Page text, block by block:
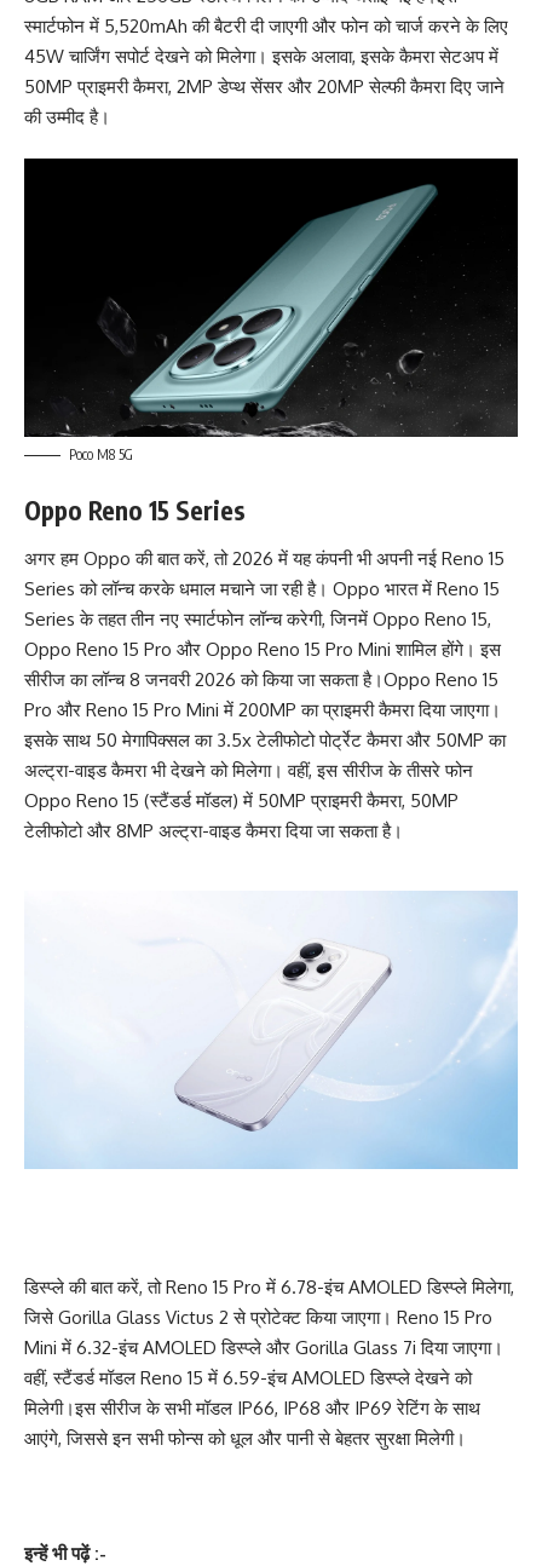
स्मार्टफोन में 5,520mAh की बैटरी दी जाएगी और फोन को चार्ज करने के लिए
45W चार्जिंग सपोर्ट देखने को मिलेगा। इसके अलावा, इसके कैमरा सेटअप में
50MP प्राइमरी कैमरा, 2MP डेप्थ सेंसर और 20MP सेल्फी कैमरा दिए जाने
की उम्मीद है।
Poco M8 5G
Oppo Reno 15 Series
अगर हम Oppo की बात करें, तो 2026 में यह कंपनी भी अपनी नई Reno 15
Series को लॉन्च करके धमाल मचाने जा रही है। Oppo भारत में Reno 15
Series के तहत तीन नए स्मार्टफोन लॉन्च करेगी, जिनमें Oppo Reno 15,
Oppo Reno 15 Pro और Oppo Reno 15 Pro Mini शामिल होंगे। इस
सीरीज का लॉन्च 8 जनवरी 2026 को किया जा सकता है।Oppo Reno 15
Pro और Reno 15 Pro Mini में 200MP का प्राइमरी कैमरा दिया जाएगा।
इसके साथ 50 मेगापिक्सल का 3.5x टेलीफोटो पोर्ट्रेट कैमरा और 50MP का
अल्ट्रा-वाइड कैमरा भी देखने को मिलेगा। वहीं, इस सीरीज के तीसरे फोन
Oppo Reno 15 (स्टैंडर्ड मॉडल) में 50MP प्राइमरी कैमरा, 50MP
टेलीफोटो और 8MP अल्ट्रा-वाइड कैमरा दिया जा सकता है।
डिस्प्ले की बात करें, तो Reno 15 Pro में 6.78-इंच AMOLED डिस्प्ले मिलेगा,
जिसे Gorilla Glass Victus 2 से प्रोटेक्ट किया जाएगा। Reno 15 Pro
Mini में 6.32-इंच AMOLED डिस्प्ले और Gorilla Glass 7i दिया जाएगा।
वहीं, स्टैंडर्ड मॉडल Reno 15 में 6.59-इंच AMOLED डिस्प्ले देखने को
मिलेगी।इस सीरीज के सभी मॉडल IP66, IP68 और IP69 रेटिंग के साथ
आएंगे, जिससे इन सभी फोन्स को धूल और पानी से बेहतर सुरक्षा मिलेगी।
इन्हें भी पढ़ें :-